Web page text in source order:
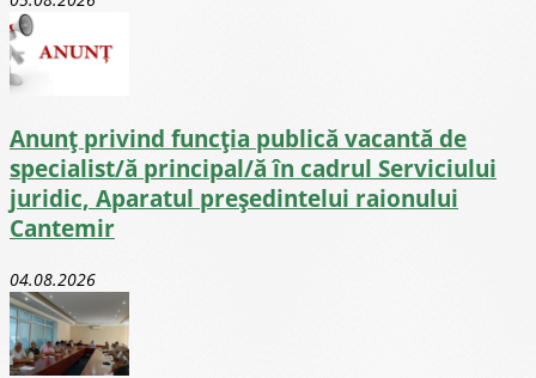
Anunț privind funcția publică vacantă de
specialist/ă principal/ă în cadrul Serviciului
juridic, Aparatul președintelui raionului
Cantemir
04.08.2026